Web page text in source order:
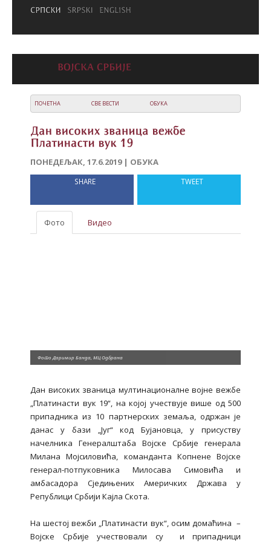
ПОЧЕТНА СВЕ ВЕСТИ ОБУКА
ПОНЕДЕЉАК, 17.6.2019 | ОБУКА
SHARE TWEET
Фото Видео
Фото Даримир Банда, МЦ Одбрана
Дан високих званица мултинационалне војне вежбе
„Платинасти вук 19“, на којој учествује више од 500
припадника из 10 партнерских земаља, одржан је
данас у бази „Југ“ код Бујановца, у присуству
начелника Генералштаба Војске Србије генерала
Милана Мојсиловића, команданта Копнене Војске
генерал-потпуковника Милосава Симовића и
амбасадора Сједињених Америчких Држава у
Републици Србији Кајла Скота.
На шестој вежби „Платинасти вук“, осим домаћина –
Војске Србије учествовали су и припадници